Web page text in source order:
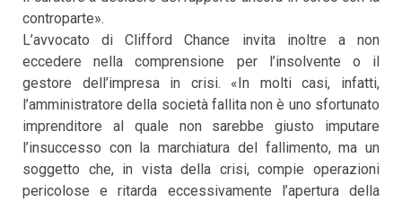
controparte».
L’avvocato di Clifford Chance invita inoltre a non
eccedere nella comprensione per l’insolvente o il
gestore dell’impresa in crisi. «In molti casi, infatti,
l’amministratore della società fallita non è uno sfortunato
imprenditore al quale non sarebbe giusto imputare
l’insuccesso con la marchiatura del fallimento, ma un
soggetto che, in vista della crisi, compie operazioni
pericolose e ritarda eccessivamente l’apertura della